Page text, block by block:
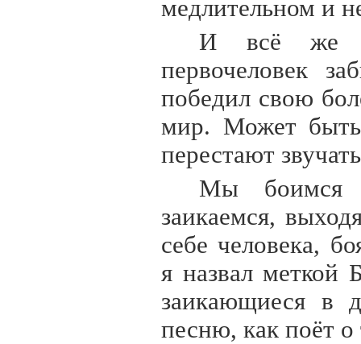
медлительном и
И всё же
первочеловек
победил свою
мир. Может
перестают
Мы боимся
заикаемся,
себе человека,
я назвал меткой
заикающиеся в
песню, как поёт